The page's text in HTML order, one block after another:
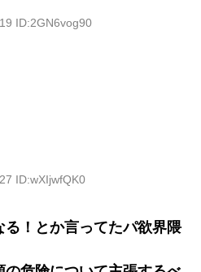
ID:2GN6vog90
ID:wXIjwfQK0
！とか言ってたパ欲界隈